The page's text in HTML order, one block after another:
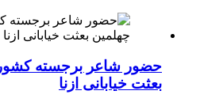
حضور شاعر برجسته
بعثت خیابانی ازنا